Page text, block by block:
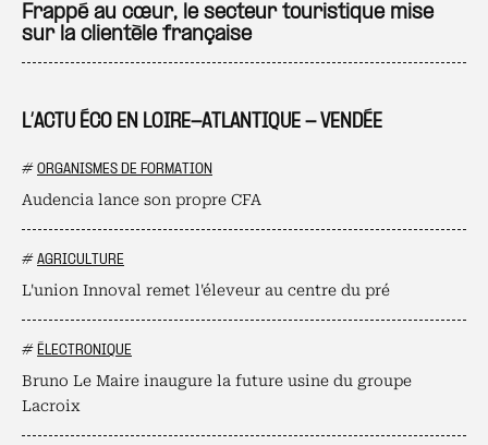
L’ACTU ÉCO EN LOIRE-ATLANTIQUE - VENDÉE
# ORGANISMES DE FORMATION
Audencia lance son propre CFA
# AGRICULTURE
L'union Innoval remet l'éleveur au centre du pré
# ÉLECTRONIQUE
Bruno Le Maire inaugure la future usine du groupe
Lacroix
Frappé au cœur, le secteur touristique mise
sur la clientèle française